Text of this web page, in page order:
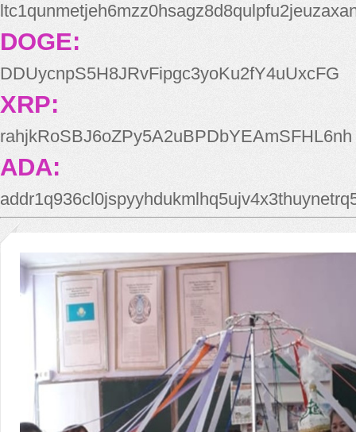
DOGE:
DDUycnpS5H8JRvFipgc3yoKu2fY4uUxcFG
XRP:
rahjkRoSBJ6oZPy5A2uBPDbYEAmSFHL6nh
ADA: